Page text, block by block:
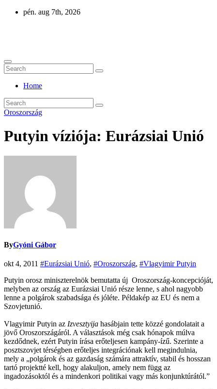
Skip
pén. aug 7th, 2026
Home
Oroszország
Putyin víziója: Eurázsiai Unió
ByGyóni Gábor
okt 4, 2011 #Eurázsiai Unió, #Oroszország, #Vlagyimir Putyin
Putyin orosz miniszterelnök bemutatta új Oroszország-koncepcióját,
melyben az ország az Eurázsiai Unió része lenne, s ahol nagyobb
lenne a polgárok szabadsága és jóléte. Példakép az EU és nem a
Szovjetunió.
Vlagyimir Putyin az Izvesztyija hasábjain tette közzé gondolatait a
jövő Oroszországáról. A választások még csak hónapok múlva
kezdődnek, ezért Putyin írása erőteljesen kampány-ízű. Szerinte a
posztszovjet térségben erőteljes integrációnak kell megindulnia,
mely a „polgárok és az gazdaság számára attraktív, stabil és hosszan
tartó projektté kell, hogy alakuljon, amely nem függ az
ingadozásoktól és a mindenkori politikai vagy más konjunktúrától.”